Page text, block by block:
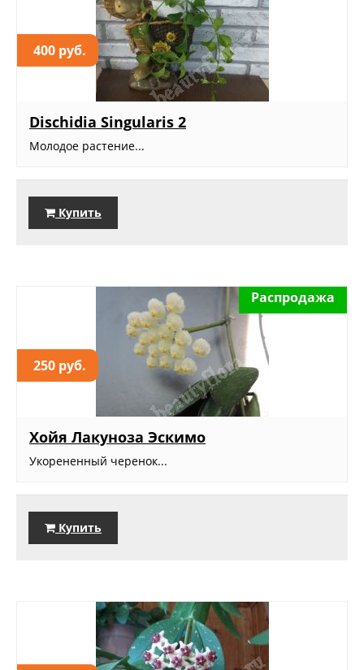
400 руб.
Dischidia Singularis 2
Молодое растение...
Купить
250 руб.
Распродажа
Хойя Лакуноза Эскимо
Укорененный черенок...
Купить